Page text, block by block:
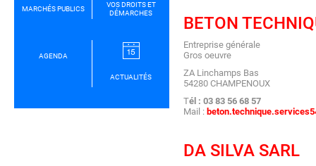
BETON
Entreprise générale
Gros oeuvre
ZA Linchamps Bas
54280 CHAMPENOUX
Tél : 03 83 56 68 57
Mail :
DA SILVA SARL
MARCHÉS PUBLICS
VOS DROITS ET
DÉMARCHES
AGENDA
ACTUALITÉS